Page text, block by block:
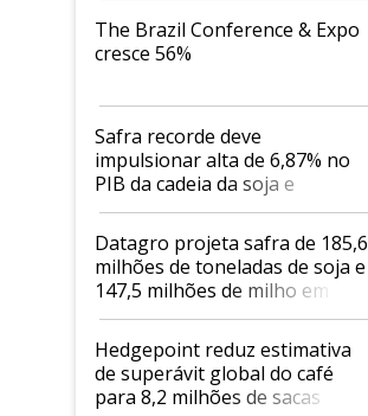
The Brazil Conference & Expo
cresce 56%
Safra recorde deve
impulsionar alta de 6,87% no
PIB da cadeia da soja e
biodiesel em 2026
Datagro projeta safra de 185,6
milhões de toneladas de soja e
147,5 milhões de milho em
2026/27
Hedgepoint reduz estimativa
de superávit global do café
para 8,2 milhões de sacas